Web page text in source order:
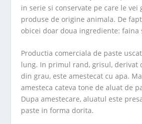
in serie si conservate pe care le vei
produse de origine animala. De
obicei doar doua ingrediente: faina
Productia comerciala de paste
lung. In primul rand, grisul, derivat
din grau, este amestecat cu apa.
amesteca cateva tone de aluat de
Dupa amestecare, aluatul este
paste in forma dorita.